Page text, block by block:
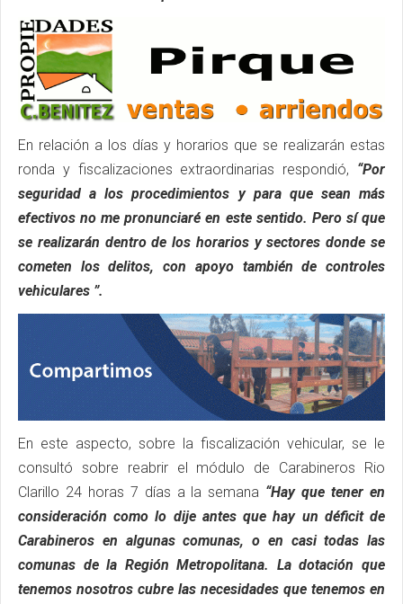
En relación a los días y horarios que se realizarán estas
ronda y fiscalizaciones extraordinarias respondió, “Por
seguridad a los procedimientos y para que sean más
efectivos no me pronunciaré en este sentido. Pero sí que
se realizarán dentro de los horarios y sectores donde se
cometen los delitos, con apoyo también de controles
vehiculares ”.
En este aspecto, sobre la fiscalización vehicular, se le
consultó sobre reabrir el módulo de Carabineros Rio
Clarillo 24 horas 7 días a la semana “Hay que tener en
consideración como lo dije antes que hay un déficit de
Carabineros en algunas comunas, o en casi todas las
comunas de la Región Metropolitana. La dotación que
tenemos nosotros cubre las necesidades que tenemos en